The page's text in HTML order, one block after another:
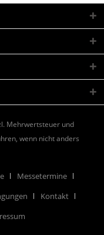
Mehrwertsteuer und
wenn nicht anders
Messetermine
Kontakt